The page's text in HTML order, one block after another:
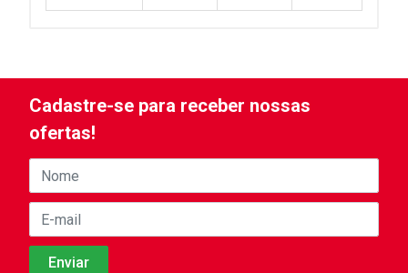
Cadastre-se para receber nossas
ofertas!